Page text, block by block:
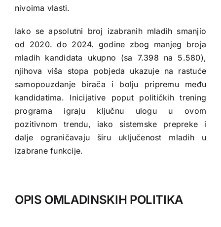
nivoima vlasti.
Iako se apsolutni broj izabranih mladih smanjio
od 2020. do 2024. godine zbog manjeg broja
mladih kandidata ukupno (sa 7.398 na 5.580),
njihova viša stopa pobjeda ukazuje na rastuće
samopouzdanje birača i bolju pripremu među
kandidatima. Inicijative poput političkih trening
programa igraju ključnu ulogu u ovom
pozitivnom trendu, iako sistemske prepreke i
dalje ograničavaju širu uključenost mladih u
izabrane funkcije.
OPIS OMLADINSKIH POLITIKA